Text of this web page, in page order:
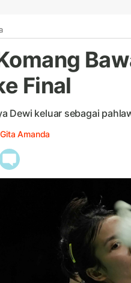
Final
Dewi keluar sebagai
Gita Amanda